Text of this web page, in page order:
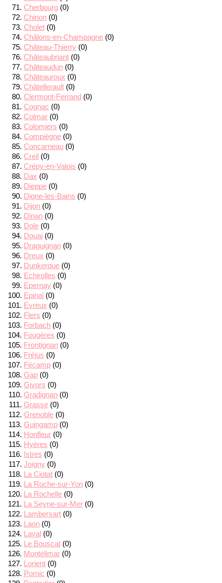
Cherbourg (0)
Chinon (0)
Cholet (0)
Châlons-en-Champagne (0)
Château-Thierry (0)
Châteaubriant (0)
Châteaudun (0)
Châteauroux (0)
Châtellerault (0)
Clermont-Ferrand (0)
Cognac (0)
Colmar (0)
Colomiers (0)
Compiègne (0)
Concarneau (0)
Creil (0)
Crépy-en-Valois (0)
Dax (0)
Dieppe (0)
Digne-les-Bains (0)
Dijon (0)
Dinan (0)
Dole (0)
Douai (0)
Draguignan (0)
Dreux (0)
Dunkerque (0)
Echirolles (0)
Epernay (0)
Epinal (0)
Evreux (0)
Flers (0)
Forbach (0)
Fougères (0)
Frontignan (0)
Fréjus (0)
Fécamp (0)
Gap (0)
Givors (0)
Gradignan (0)
Grasse (0)
Grenoble (0)
Guingamp (0)
Honfleur (0)
Hyères (0)
Istres (0)
Joigny (0)
La Ciotat (0)
La Roche-sur-Yon (0)
La Rochelle (0)
La Seyne-sur-Mer (0)
Lambersart (0)
Laon (0)
Laval (0)
Le Bouscat (0)
Montélimar (0)
Lorient (0)
Pornic (0)